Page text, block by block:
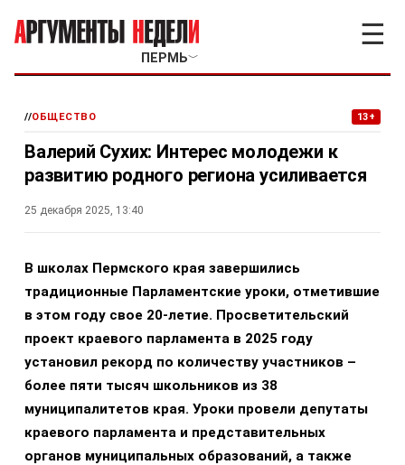
ПЕРМЬ﹀
☰
//ОБЩЕСТВО 13+
Валерий Сухих: Интерес молодежи к
развитию родного региона усиливается
25 декабря 2025, 13:40
В школах Пермского края завершились
традиционные Парламентские уроки, отметившие
в этом году свое 20-летие. Просветительский
проект краевого парламента в 2025 году
установил рекорд по количеству участников –
более пяти тысяч школьников из 38
муниципалитетов края. Уроки провели депутаты
краевого парламента и представительных
органов муниципальных образований, а также